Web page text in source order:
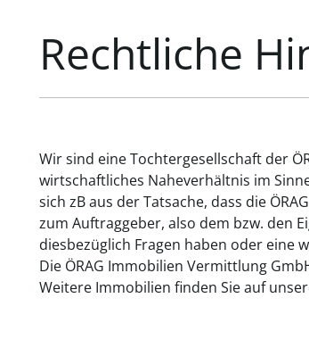
Rechtliche
Wir sind eine Tochtergesellschaft der
wirtschaftliches Naheverhältnis im
sich zB aus der Tatsache, dass die
zum Auftraggeber, also dem bzw. den
diesbezüglich Fragen haben oder eine
Die ÖRAG Immobilien Vermittlung
Weitere Immobilien finden Sie auf